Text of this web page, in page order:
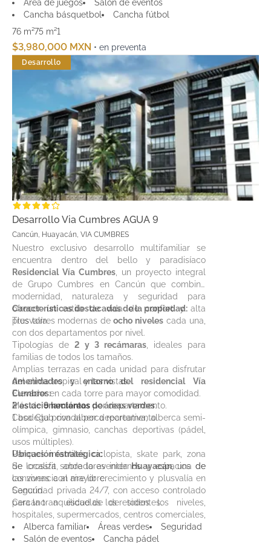
Área de juegos
Salón de eventos
Cancha básquetbol
Cancha fútbol
76 m²75 m²1
$3,980,000 MXN • en preventa
Desarrollo
Desarrollo Via Cumbres AGUA 9
Cancún, Huayacán, VIA CUMBRES
Nuestro exclusivo desarrollo multifamiliar se
encuentra dentro del bello y paradisíaco
Residencial Vía Cumbres , un proyecto integral
de Grupo Cumbres en Cancún que combina
modernidad, naturaleza y seguridad para
ofrecer un estilo de vida de confort y alta
plusvalía.
Características destacadas de la propiedad:
Tres torres modernas de ocho niveles cada una,
con dos departamentos por nivel.
Tipologías de 2 y 3 recámaras , ideales para
familias de todos los tamaños.
Amplias terrazas en cada unidad para disfrutar
del clima tropical y las vistas.
Elevador en cada torre para mayor comodidad.
2 estacionamientospor departamento.
1 bodega privada por departamento.
Amenidades y entorno del residencial Vía
Cumbres:
Más de9 hectáreas de áreas verdes.
Casa Club con alberca recreativa, alberca semi-
olímpica, gimnasio, canchas deportivas (pádel,
usos múltiples).
Parques infantiles, ciclopista, skate park, zona
de crossfit, andadores internos y espacios de
convivencia al aire libre.
Seguridad privada 24/7, con acceso controlado
para la tranquilidad de los residentes.
Ubicación estratégica:
Se localiza sobre la avenidaHuayacán, una de
las zonas con mayor crecimiento y plusvalía en
Cancún.
Cercano a escuelas de todos los niveles,
hospitales, supermercados, centros comerciales,
restaurantes y servicios esenciales.
A pocos minutos del aeropuerto internacional y
Alberca familiar Áreas verdes
Seguridad
Salón de eventos
Cancha pádel